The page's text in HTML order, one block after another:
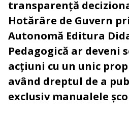
transparență
Hotărâre de Guvern
Autonomă Editura
Pedagogică ar deveni
acțiuni cu un unic
având dreptul de a
exclusiv manualele